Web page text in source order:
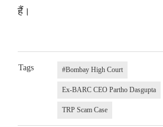
हैं।
Tags #Bombay High Court
Ex-BARC CEO Partho Dasgupta
TRP Scam Case